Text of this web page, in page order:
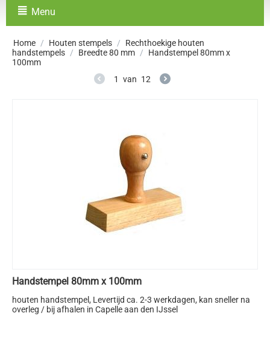
Menu
Home / Houten stempels /
Rechthoekige houten
handstempels / Breedte 80 mm /
Handstempel 80mm x
100mm
1
van 12
Handstempel 80mm x 100mm
houten handstempel, Levertijd ca. 2-3 werkdagen, kan sneller na
overleg / bij afhalen in Capelle aan den IJssel